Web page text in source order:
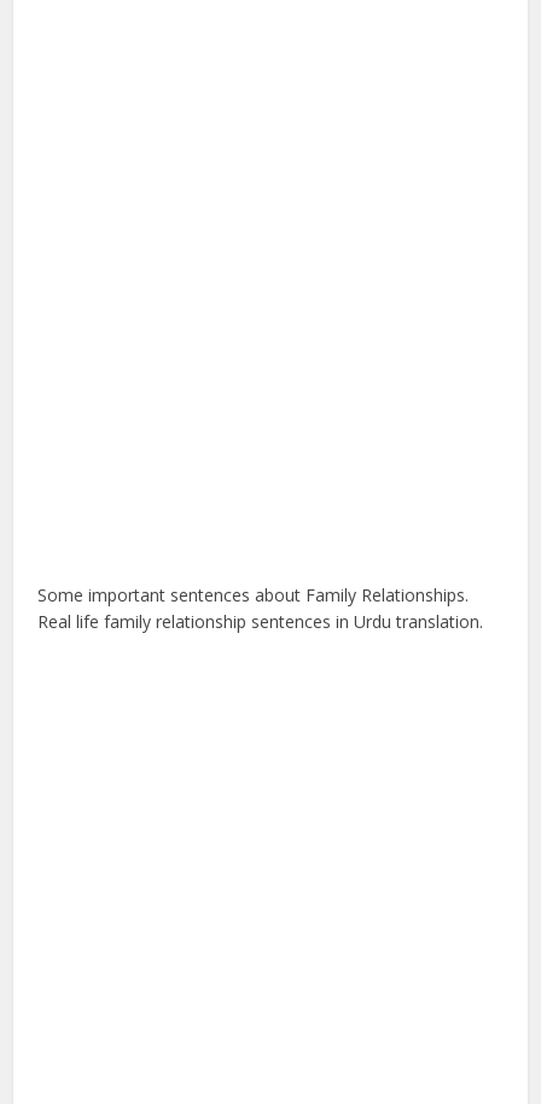
Some important sentences about Family Relationships.
Real life family relationship sentences in Urdu translation.